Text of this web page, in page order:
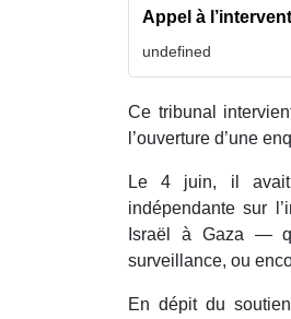
Appel à
undefined
Ce tribunal
l’ouverture d’une
Le 4 juin, il avait
indépendante sur
Israël à Gaza —
surveillance, ou
En dépit du